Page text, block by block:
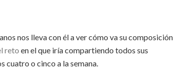
nos lleva con él a ver cómo va su composición
reto en el que iría compartiendo todos sus
cuatro o cinco a la semana.